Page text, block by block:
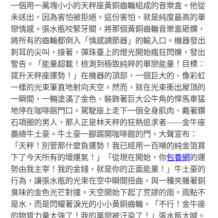
一個用一萬塊小小的天秤座黃銅齒輪組成的音樂盒。他從
未送出，因為害怕被拒絕。這份害怕，就是純度最高的單
戀情感。張水瓶咬緊牙關，將那個黃銅齒輪音樂盒砸爛，
將所有的齒輪都倒入「情感調節器」的輸入口。機器發出
刺耳的尖叫，接著，彈珠臺上的燈光開始瘋狂閃爍，發出
警告。「能量超載！檢測到極致純粹的單戀能量！目標：
提升天秤座運勢！」在機器的頂部，一個巨大的、像彩虹
一樣的光束筆直地射向天空。然而，就在光束衝出屋頂的
一瞬間，一輛塗滿了金色、裝飾著巨大公牛角的悍馬車猛
地停在咖啡館門口。駕駛座上走下一個全身肌肉、戴著鑽
石項圈的男人，那人正是林天秤的狂熱追求者——金牛座
霸總牛土豪。牛土豪一腳踢開咖啡館的門，大聲宣布：
「天秤！別管那什麼負運勢！我已經用一百噸的純金箔買
下了今天所有的壞運氣！」「從現在開始，你包養網的運
勢由我主宰！我的金錢，就是你的正面能量！」牛土豪的
行為，讓張水瓶的光束在空中瞬間扭曲，與一種夾雜著銅
臭味的金色光芒對撞。天空開始下起了荒謬的雨。雨點不
是水，而是閃耀著淚光的小小黃銅齒輪。「不行！金牛座
的物質力量太強了！我的單戀被汙染了！」張水瓶大喊。